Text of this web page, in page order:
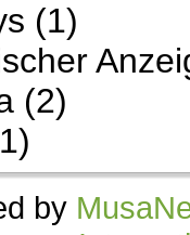
(1)
(2)
by